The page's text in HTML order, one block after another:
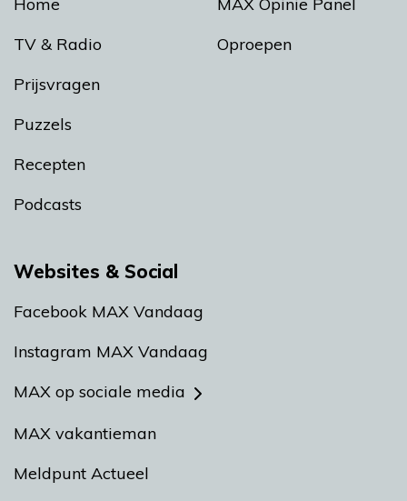
Home
TV & Radio
Prijsvragen
Puzzels
Recepten
Podcasts
MAX Opinie Panel
Oproepen
Websites & Social
Facebook MAX Vandaag
Instagram MAX Vandaag
MAX op sociale media
MAX vakantieman
Meldpunt Actueel